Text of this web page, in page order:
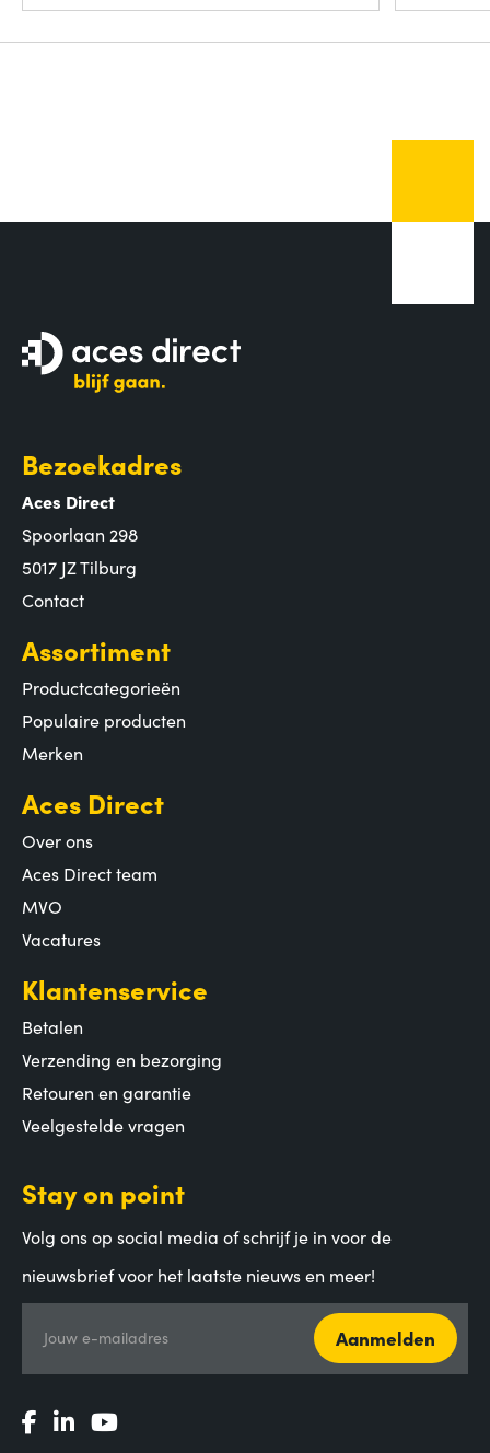
Bezoekadres
Aces Direct
Spoorlaan 298
5017 JZ Tilburg
Contact
Assortiment
Productcategorieën
Populaire producten
Merken
Aces Direct
Over ons
Aces Direct team
MVO
Vacatures
Klantenservice
Betalen
Verzending en bezorging
Retouren en garantie
Veelgestelde vragen
Stay on point
Volg ons op social media of schrijf je in voor de
nieuwsbrief voor het laatste nieuws en meer!
Jouw e-mailadres Aanmelden